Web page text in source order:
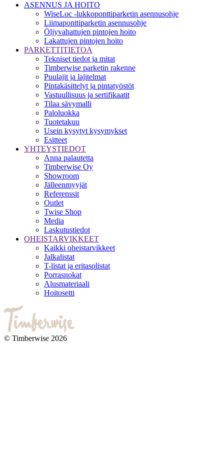
ASENNUS JA HOITO
WiseLoc -lukkoponttiparketin asennusohje
Liimaponttiparketin asennusohje
Öljyvahattujen pintojen hoito
Lakattujen pintojen hoito
PARKETTITIETOA
Tekniset tiedot ja mitat
Timberwise parketin rakenne
Puulajit ja lajitelmat
Pintakäsittelyt ja pintatyöstöt
Vastuullisuus ja sertifikaatit
Tilaa sävymalli
Paloluokka
Tuotetakuu
Usein kysytyt kysymykset
Esitteet
YHTEYSTIEDOT
Anna palautetta
Timberwise Oy
Showroom
Jälleenmyyjät
Referenssit
Outlet
Twise Shop
Media
Laskutustiedot
OHEISTARVIKKEET
Kaikki oheistarvikkeet
Jalkalistat
T-listat ja eritasolistat
Porrasnokat
Alusmateriaali
Hoitosetti
© Timberwise 2026